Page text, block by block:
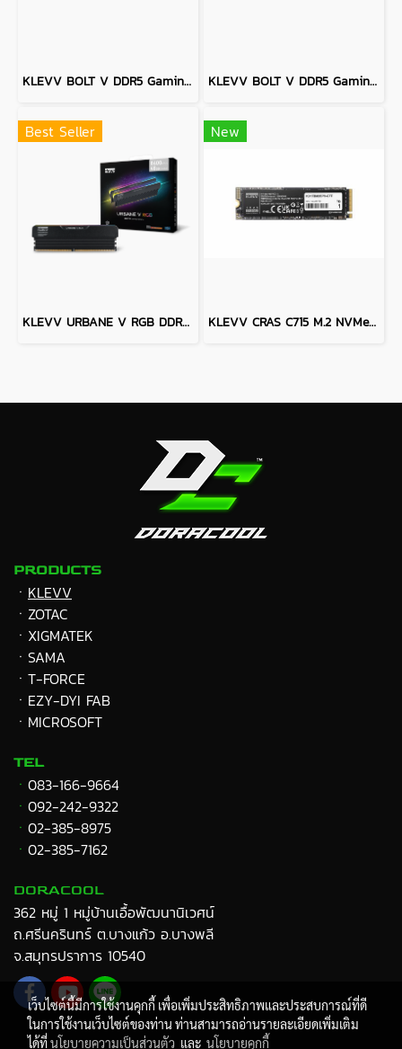
KLEVV BOLT V DDR5 Gaming OC Memory - 64GB (32GBx2) 6000MHZ PURE WHITE KLEVV BOLT V DDR5 Gaming OC Memory - 64GB (32GBx2) 6400MHZ PURE WHITE
Best Seller
KLEVV URBANE V RGB DDR5 Gaming OC Memory - 32GB (16GBx2) 6000MHz Black CL28
New
KLEVV CRAS C715 M.2 NVMe PCIe Gen3X4 SSD - 512GB
PRODUCTS
ㆍ KLEVV
ㆍZOTAC
ㆍXIGMATEK
ㆍ SAMA
ㆍT-FORCE
ㆍEZY-DYI FAB
ㆍMICROSOFT
TEL
ㆍ 083-166-9664
ㆍ 092-242-9322
ㆍ 02-385-8975
ㆍ 02-385-7162
DORACOOL
362 หมู่ 1 หมู่บ้านเอื้อพัฒนานิเวศน์
ถ.ศรีนครินทร์ ต.บางแก้ว อ.บางพลี
จ.สมุทรปราการ 10540
เว็บไซต์นี้มีการใช้งานคุกกี้ เพื่อเพิ่มประสิทธิภาพและประสบการณ์ที่ดี
ในการใช้งานเว็บไซต์ของท่าน ท่านสามารถอ่านรายละเอียดเพิ่มเติม
ได้ที่นโยบายความเป็นส่วนตัว และ นโยบายคุกกี้